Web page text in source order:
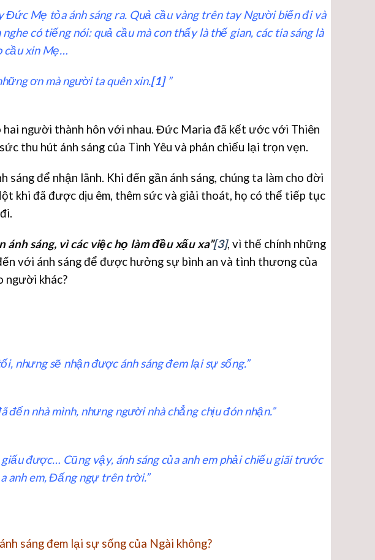
Mẹ tỏa ánh sáng ra. Quả cầu vàng trên tay Người biến đi và
có tiếng nói: quả cầu mà con thấy là thế gian, các tia sáng là
cầu xin Mẹ…
ơn mà người ta quên xin.[1]”
người thành hôn với nhau. Đức Maria đã kết ước với Thiên
thu hút ánh sáng của Tình Yêu và phản chiếu lại trọn vẹn.
để nhận lãnh. Khi đến gần ánh sáng, chúng ta làm cho đời
khi đã được dịu êm, thêm sức và giải thoát, họ có thể tiếp tục
sáng, vì các việc họ làm đều xấu xa”[3], vì thế chính những
với ánh sáng để được hưởng sự bình an và tình thương của
người khác?
nhưng sẽ nhận được ánh sáng đem lại sự sống.”
nhà mình, nhưng người nhà chẳng chịu đón nhận.”
được… Cũng vậy, ánh sáng của anh em phải chiếu giãi trước
anh em, Đấng ngự trên trời.”
sáng đem lại sự sống của Ngài không?